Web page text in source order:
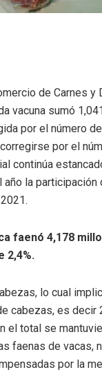
de Carnes y
vacuna sumó
por el número
por el
continúa
la participación
faenó 4,178
2,4%.
lo cual
cabezas, es decir
el total se
faenas de vacas,
por la